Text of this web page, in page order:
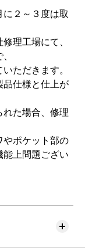
２～３度は取
理工場にて、
ただきます。
品仕様と仕上が
れた場合、修理
やポケット部の
能上問題ござい